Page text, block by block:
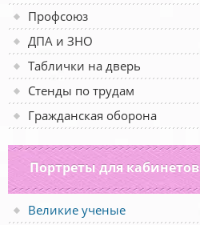
Профсоюз
ДПА и ЗНО
Таблички на дверь
Стенды по трудам
Гражданская оборона
Портреты для кабинетов
Великие ученые